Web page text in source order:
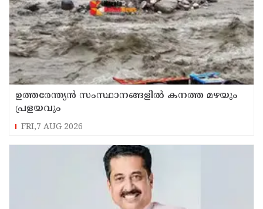
ഉത്തരേന്ത്യൻ സംസ്ഥാനങ്ങളിൽ കനത്ത മഴയും
പ്രളയവും
FRI,7 AUG 2026